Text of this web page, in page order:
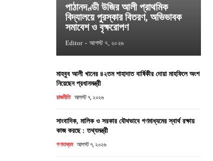
পাঠানদণ্ডী উজির আলী প্রাথমিক
বিদ্যালয়ে পুরস্কার বিতরণ, অভিভাবক
সমাবেশ ও বৃক্ষরোপণ
Editor - আগস্ট ৭, ২০২৬
মাহবুব আলী খানের ৪২তম শাহাদাত বার্ষিকীর দোয়া মাহফিলে অংশ
নিয়েছেন প্রধানমন্ত্রী
রাজনীতি আগস্ট ৭, ২০২৬
সাংবাদিক, মালিক ও সরকার যৌথভাবে গণমাধ্যমের স্বার্থ রক্ষায়
কাজ করছে : তথ্যমন্ত্রী
গণমাধ্যম আগস্ট ৭, ২০২৬